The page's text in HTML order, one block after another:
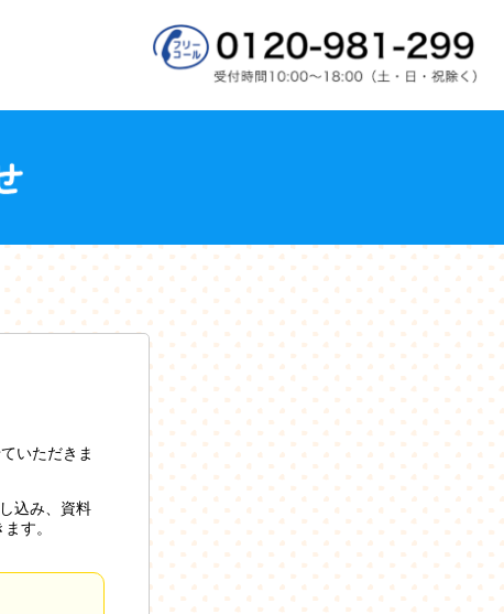
いただきま
込み、資料
す。